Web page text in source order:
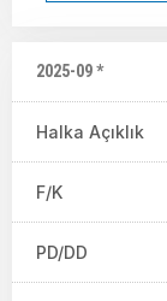
2025-09 *
Halka Açıklık
F/K
PD/DD